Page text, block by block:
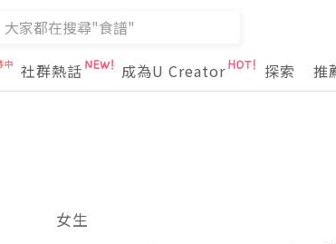
社群熱話 成為U Creator 探索 推
女生